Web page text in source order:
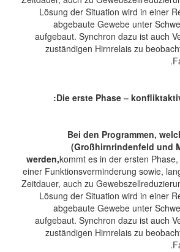
Lösung der Situation wird in einer
abgebaute Gewebe unter
aufgebaut. Synchron dazu ist auch
zuständigen Hirnrelais zu
Die erste Phase –
Bei den Programmen,
(Großhirnrindenfeld und
werden,kommt es in der ersten
einer Funktionsverminderung sowie,
Zeitdauer, auch zu
Lösung der Situation wird in einer
abgebaute Gewebe unter
aufgebaut. Synchron dazu ist auch
zuständigen Hirnrelais zu